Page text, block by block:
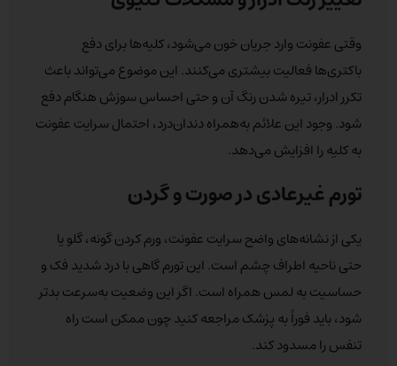
وقتی عفونت وارد جریان خون می‌شود، کلیه‌ها برای دفع
باکتری‌ها فعالیت بیشتری می‌کنند. این موضوع می‌تواند باعث
تکرر ادرار، تیره شدن رنگ آن و حتی احساس سوزش هنگام دفع
شود. وجود این علائم به‌همراه دندان‌درد، احتمال سرایت عفونت
به کلیه را افزایش می‌دهد.
تورم غیرعادی در صورت و گردن
یکی از نشانه‌های واضح سرایت عفونت، ورم کردن گونه، گلو یا
حتی ناحیه اطراف چشم است. این تورم گاهی با درد شدید فک و
حساسیت به لمس همراه است. اگر این وضعیت به‌سرعت بدتر
شود، باید فوراً به پزشک مراجعه کنید چون ممکن است راه
تنفس را مسدود کند.